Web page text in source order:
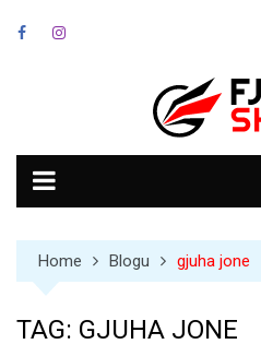
Home Blogu gjuha jone
TAG: GJUHA JONE